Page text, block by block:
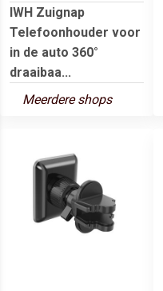
IWH Zuignap
Telefoonhouder voor
in de auto 360°
draaibaa...
Meerdere shops